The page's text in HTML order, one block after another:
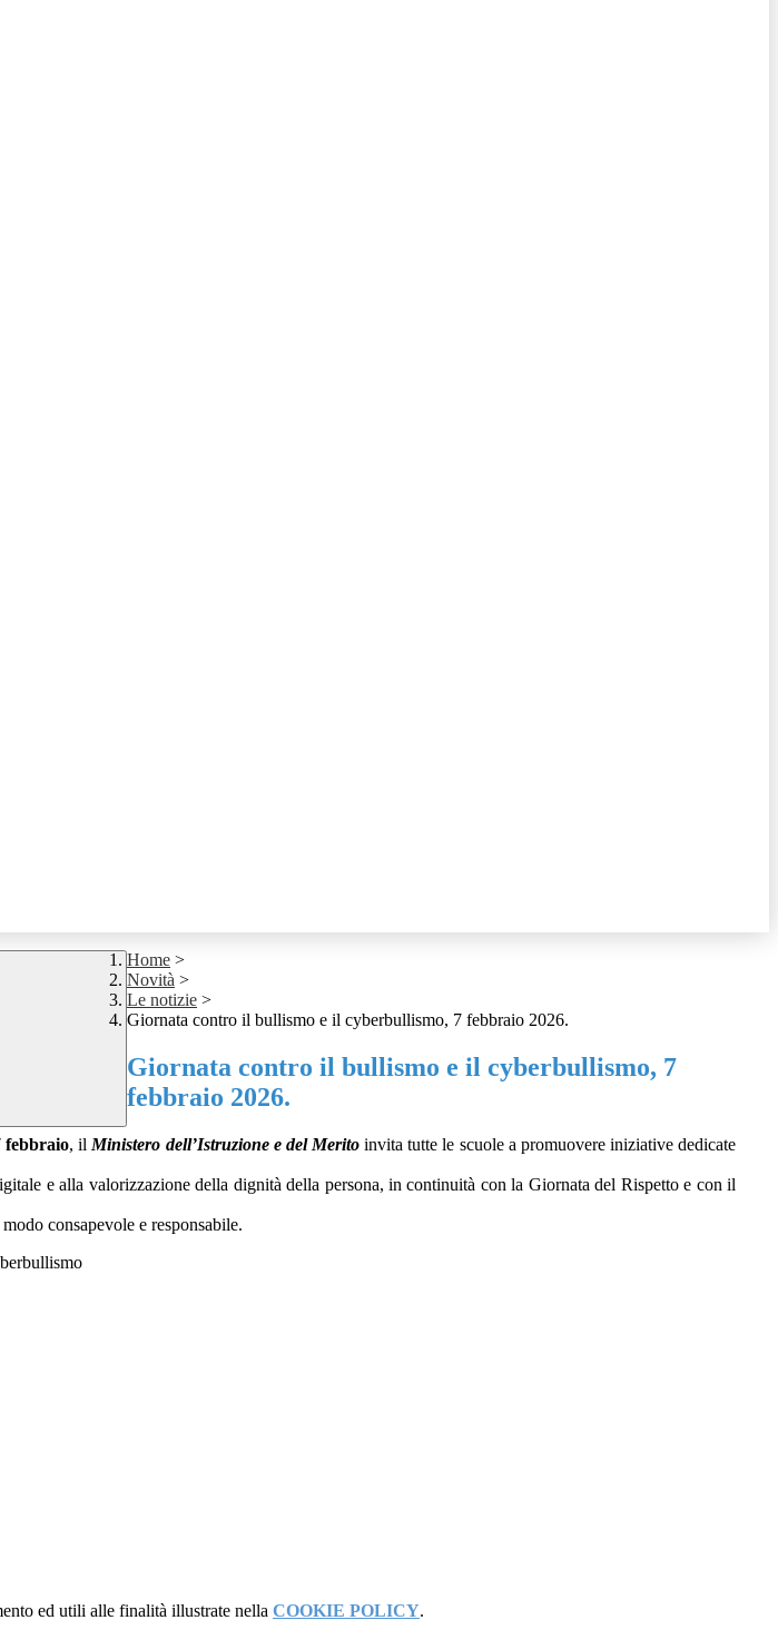
Home >
Novità >
Le notizie >
Giornata contro il bullismo e il cyberbullismo, 7 febbraio 2026.
Giornata contro il bullismo e il cyberbullismo, 7
febbraio 2026.
febbraio, il Ministero dell’Istruzione e del Meritoinvita tutte le scuole a promuovere iniziative dedicate
e alla valorizzazione della dignità della persona, in continuità con la Giornata del Rispetto e con il
consapevole e responsabile.
ed utili alle finalità illustrate nella COOKIE POLICY.